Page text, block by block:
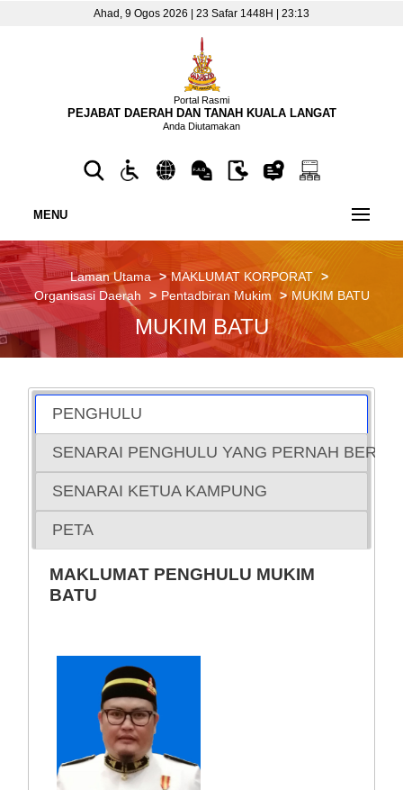
Ahad, 9 Ogos 2026 | 23 Safar 1448H | 23:13
Portal Rasmi
PEJABAT DAERAH DAN TANAH KUALA LANGAT
Anda Diutamakan
MENU
Laman Utama
MAKLUMAT KORPORAT
Organisasi Daerah
Pentadbiran Mukim MUKIM BATU
MUKIM BATU
PENGHULU
SENARAI PENGHULU YANG PERNAH
SENARAI KETUA KAMPUNG
PETA
MAKLUMAT PENGHULU MUKIM
BATU